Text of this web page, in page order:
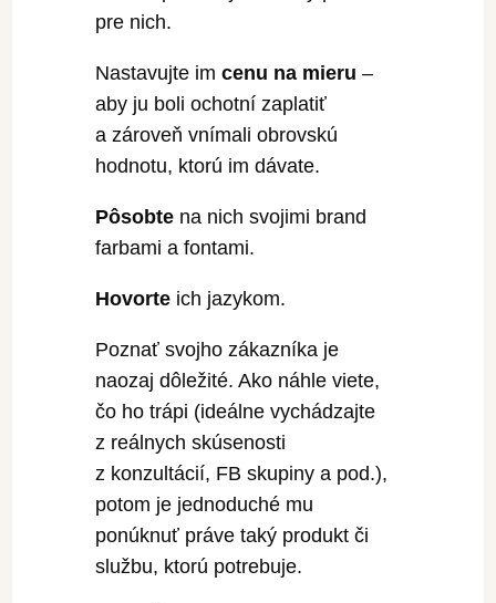
pre nich.
Nastavujte imcenu na mieru –
aby ju boli ochotní zaplatiť
a zároveň vnímali obrovskú
hodnotu, ktorú im dávate.
Pôsobte na nich svojimi brand
farbami a fontami.
Hovorte ich jazykom.
Poznať svojho zákazníka je
naozaj dôležité. Ako náhle viete,
čo ho trápi (ideálne vychádzajte
z reálnych skúsenosti
z konzultácií, FB skupiny a pod.),
potom je jednoduché mu
ponúknuť práve taký produkt či
službu, ktorú potrebuje.